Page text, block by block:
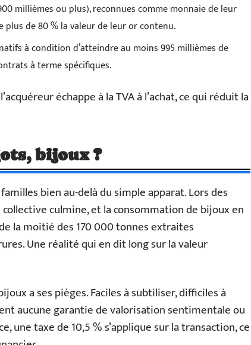
millièmes ou plus), reconnues comme monnaie de leur
plus de 80 % la valeur de leur or contenu.
à condition d’atteindre au moins 995 millièmes de
à terme spécifiques.
échappe à la TVA à l’achat, ce qui réduit la
bijoux ?
bien au-delà du simple apparat. Lors des
culmine, et la consommation de bijoux en
la moitié des 170 000 tonnes extraites
Une réalité qui en dit long sur la valeur
a ses pièges. Faciles à subtiliser, difficiles à
aucune garantie de valorisation sentimentale ou
une taxe de 10,5 % s’applique sur la transaction, ce